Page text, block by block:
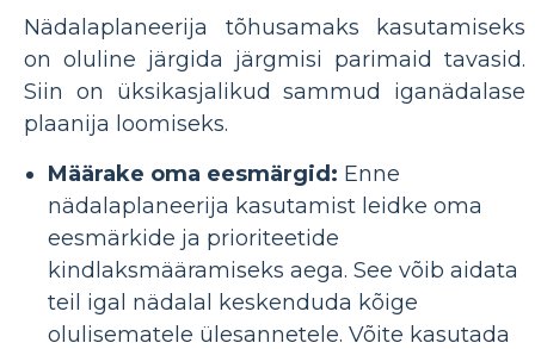
Nädalaplaneerija tõhusamaks kasutamiseks
on oluline järgida järgmisi parimaid tavasid.
Siin on üksikasjalikud sammud iganädalase
plaanija loomiseks.
Määrake oma eesmärgid: Enne
nädalaplaneerija kasutamist leidke oma
eesmärkide ja prioriteetide
kindlaksmääramiseks aega. See võib aidata
teil igal nädalal keskenduda kõige
olulisematele ülesannetele. Võite kasutada